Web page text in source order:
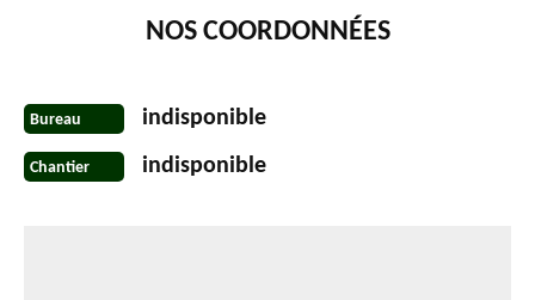
NOS COORDONNÉES
Bureau indisponible
Chantier indisponible